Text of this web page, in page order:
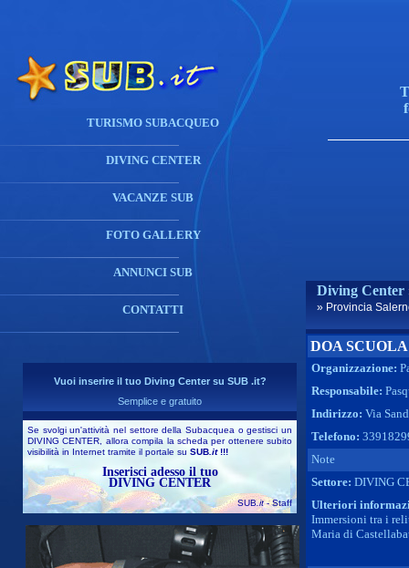
TURISMO SUBACQUEO
DIVING CENTER
VACANZE SUB
FOTO GALLERY
ANNUNCI SUB
CONTATTI
Vuoi inserire il tuo Diving Center su SUB .it?
Semplice e gratuito
Se svolgi un'attività nel settore della Subacquea o gestisci un
DIVING CENTER, allora compila la scheda per ottenere subito
visibilità in Internet tramite il portale su SUB .it!!!
Inserisci adesso il tuo
DIVING CENTER
SUB.it- Staff
Diving Center
» Provincia
DOA
Organizzazione:
Responsabile:
Indirizzo: Via
Telefono:
Note
Settore: DIVING
Ulteriori
Immersioni tra i
Maria di